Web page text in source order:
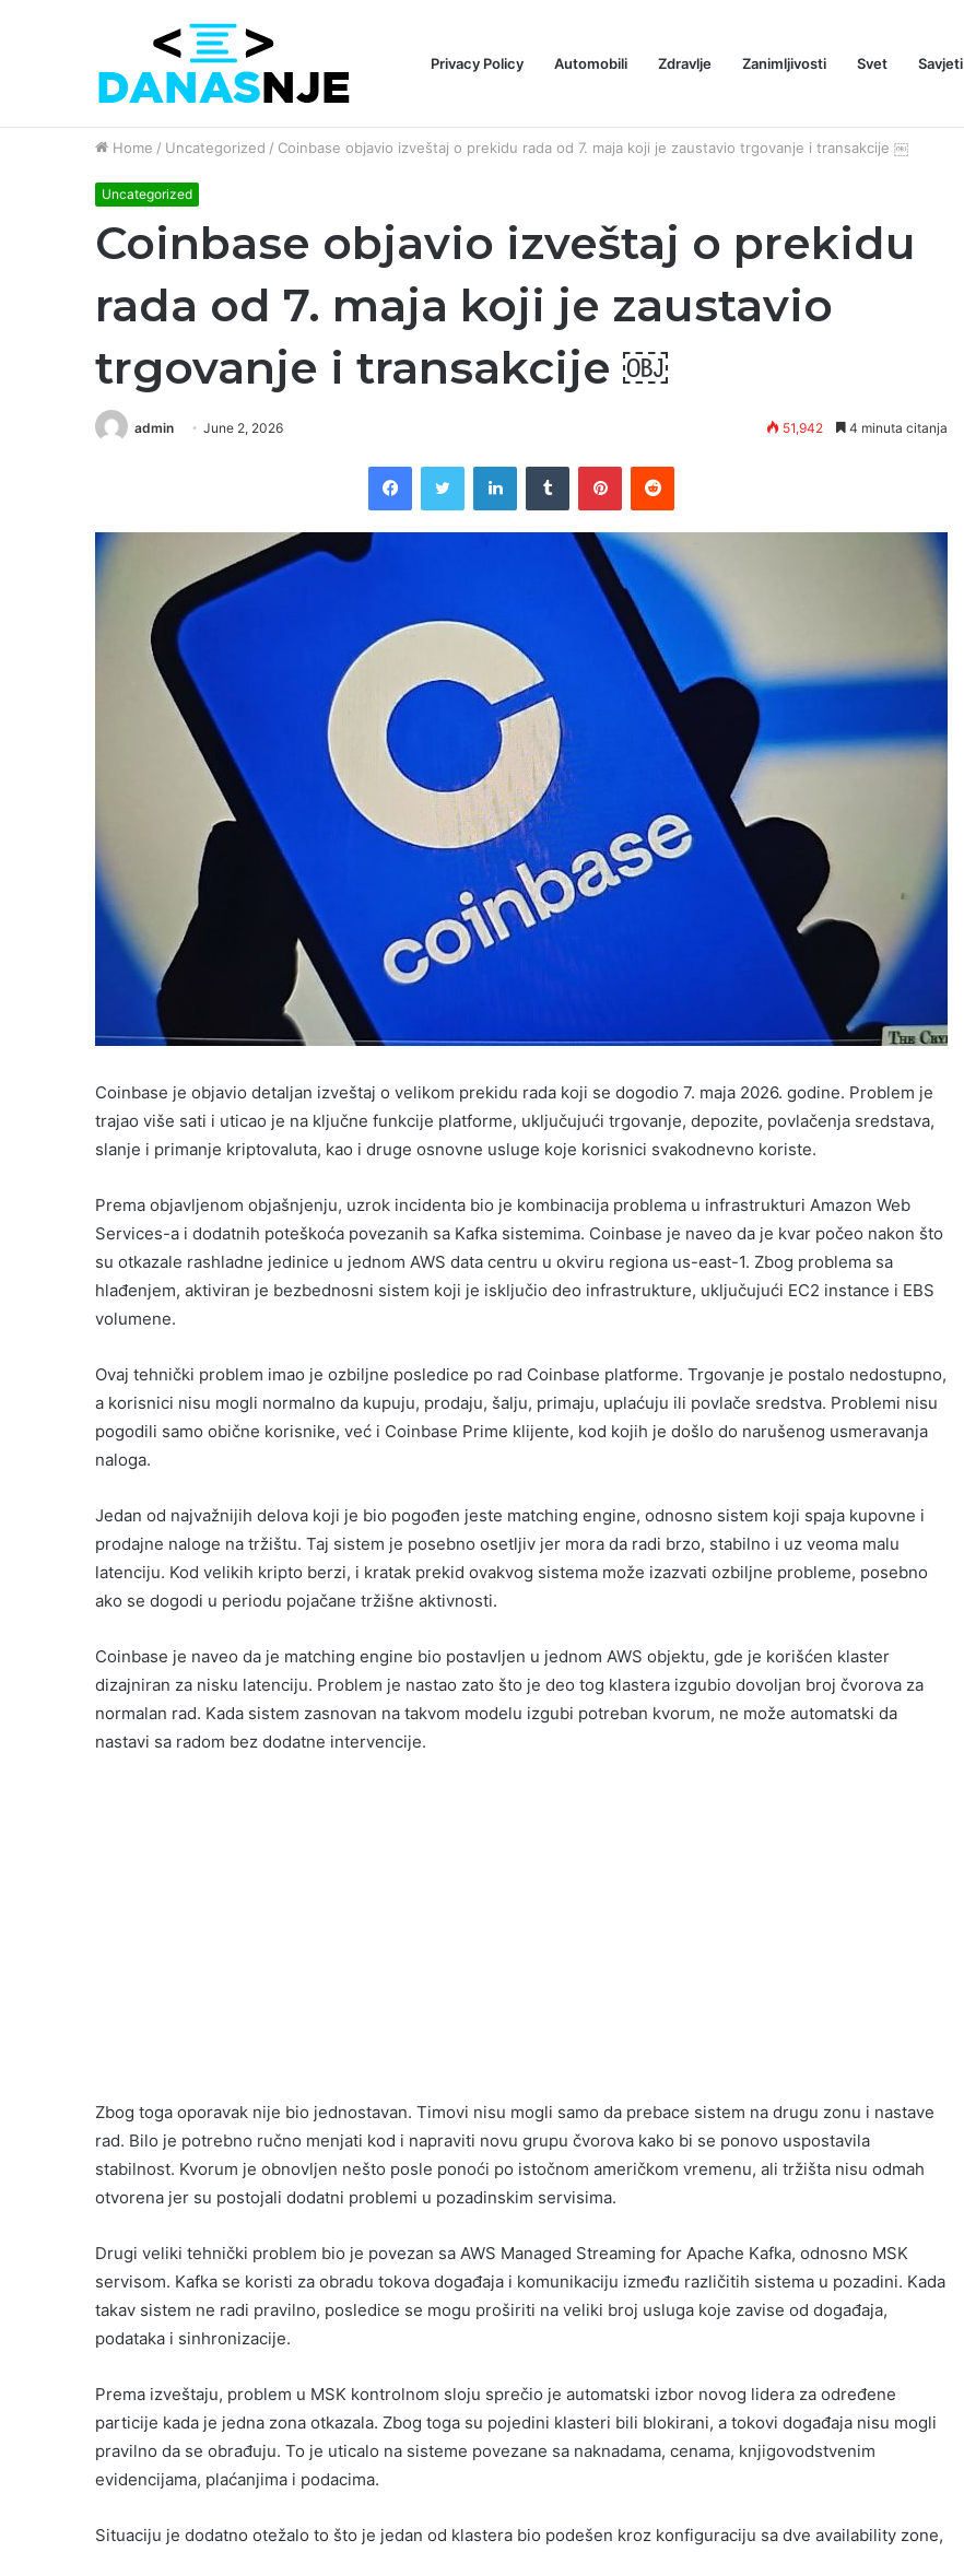
Privacy Policy Automobili Zdravlje Zanimljivosti Svet Savjeti
Breaking News
Home / Uncategorized / Coinbase objavio izveštaj o prekidu rada od 7. maja koji je zaustavio trgovanje i transakcije ￼
Uncategorized
Coinbase objavio izveštaj o prekidu
rada od 7. maja koji je zaustavio
trgovanje i transakcije ￼
admin June 2, 2026 51,942 4 minuta citanja
FacebookTwitter LinkedInTumblr PinterestReddit
Coinbase je objavio detaljan izveštaj o velikom prekidu rada koji se dogodio 7. maja 2026. godine. Problem je
trajao više sati i uticao je na ključne funkcije platforme, uključujući trgovanje, depozite, povlačenja sredstava,
slanje i primanje kriptovaluta, kao i druge osnovne usluge koje korisnici svakodnevno koriste.
Prema objavljenom objašnjenju, uzrok incidenta bio je kombinacija problema u infrastrukturi Amazon Web
Services-a i dodatnih poteškoća povezanih sa Kafka sistemima. Coinbase je naveo da je kvar počeo nakon što
su otkazale rashladne jedinice u jednom AWS data centru u okviru regiona us-east-1. Zbog problema sa
hlađenjem, aktiviran je bezbednosni sistem koji je isključio deo infrastrukture, uključujući EC2 instance i EBS
volumene.
Ovaj tehnički problem imao je ozbiljne posledice po rad Coinbase platforme. Trgovanje je postalo nedostupno,
a korisnici nisu mogli normalno da kupuju, prodaju, šalju, primaju, uplaćuju ili povlače sredstva. Problemi nisu
pogodili samo obične korisnike, već i Coinbase Prime klijente, kod kojih je došlo do narušenog usmeravanja
naloga.
Jedan od najvažnijih delova koji je bio pogođen jeste matching engine, odnosno sistem koji spaja kupovne i
prodajne naloge na tržištu. Taj sistem je posebno osetljiv jer mora da radi brzo, stabilno i uz veoma malu
latenciju. Kod velikih kripto berzi, i kratak prekid ovakvog sistema može izazvati ozbiljne probleme, posebno
ako se dogodi u periodu pojačane tržišne aktivnosti.
Coinbase je naveo da je matching engine bio postavljen u jednom AWS objektu, gde je korišćen klaster
dizajniran za nisku latenciju. Problem je nastao zato što je deo tog klastera izgubio dovoljan broj čvorova za
normalan rad. Kada sistem zasnovan na takvom modelu izgubi potreban kvorum, ne može automatski da
nastavi sa radom bez dodatne intervencije.
Zbog toga oporavak nije bio jednostavan. Timovi nisu mogli samo da prebace sistem na drugu zonu i nastave
rad. Bilo je potrebno ručno menjati kod i napraviti novu grupu čvorova kako bi se ponovo uspostavila
stabilnost. Kvorum je obnovljen nešto posle ponoći po istočnom američkom vremenu, ali tržišta nisu odmah
otvorena jer su postojali dodatni problemi u pozadinskim servisima.
Drugi veliki tehnički problem bio je povezan sa AWS Managed Streaming for Apache Kafka, odnosno MSK
servisom. Kafka se koristi za obradu tokova događaja i komunikaciju između različitih sistema u pozadini. Kada
takav sistem ne radi pravilno, posledice se mogu proširiti na veliki broj usluga koje zavise od događaja,
podataka i sinhronizacije.
Prema izveštaju, problem u MSK kontrolnom sloju sprečio je automatski izbor novog lidera za određene
particije kada je jedna zona otkazala. Zbog toga su pojedini klasteri bili blokirani, a tokovi događaja nisu mogli
pravilno da se obrađuju. To je uticalo na sisteme povezane sa naknadama, cenama, knjigovodstvenim
evidencijama, plaćanjima i podacima.
Situaciju je dodatno otežalo to što je jedan od klastera bio podešen kroz konfiguraciju sa dve availability zone,